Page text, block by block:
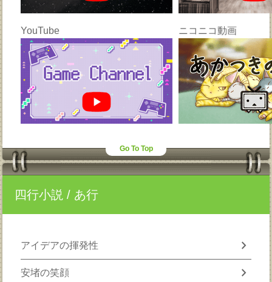
YouTube ニコニコ動画
Go To Top
四行小説 / あ行
アイデアの揮発性 chevron_right
安堵の笑顔 chevron_right